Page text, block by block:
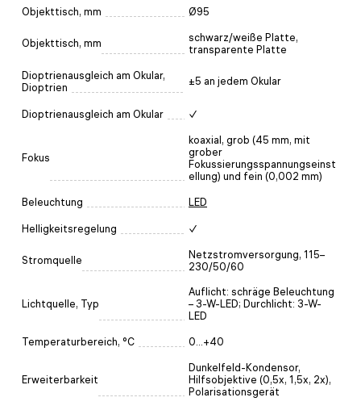
Objekttisch, mm Ø95
Objekttisch, mm
schwarz/weiße Platte,
transparente Platte
Dioptrienausgleich am Okular,
Dioptrien
±5 an jedem Okular
Dioptrienausgleich am Okular ✓
Fokus
koaxial, grob (45 mm, mit
grober
Fokussierungsspannungseinst
ellung) und fein (0,002 mm)
Beleuchtung LED
Helligkeitsregelung ✓
Stromquelle
Netzstromversorgung, 115–
230/50/60
Lichtquelle, Typ
Auflicht: schräge Beleuchtung
– 3-W-LED; Durchlicht: 3-W-
LED
Temperaturbereich, °C 0...+40
Erweiterbarkeit
Dunkelfeld-Kondensor,
Hilfsobjektive (0,5х, 1,5х, 2х),
Polarisationsgerät